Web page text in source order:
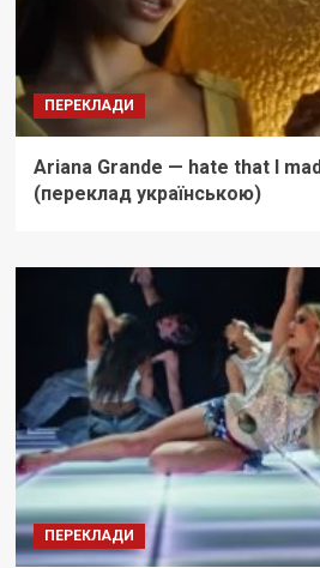
ПЕРЕКЛАДИ
Ariana Grande — hate that I
(переклад українською)
ПЕРЕКЛАДИ